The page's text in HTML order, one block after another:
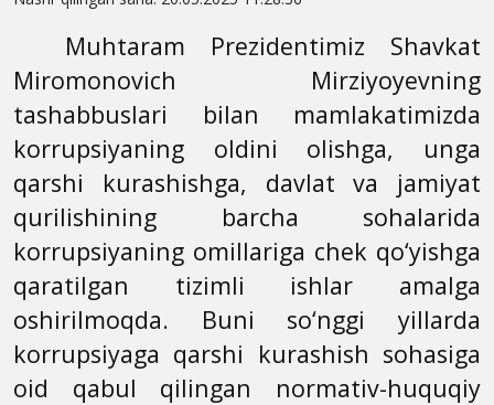
Muhtaram Prezidentimiz Shavkat
Miromonovich Mirziyoyevning
tashabbuslari bilan mamlakatimizda
korrupsiyaning oldini olishga, unga
qarshi kurashishga, davlat va jamiyat
qurilishining barcha sohalarida
korrupsiyaning omillariga chek qo‘yishga
qaratilgan tizimli ishlar amalga
oshirilmoqda. Buni so‘nggi yillarda
korrupsiyaga qarshi kurashish sohasiga
oid qabul qilingan normativ-huquqiy